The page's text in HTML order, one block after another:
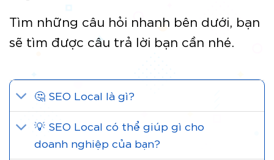
Tìm những câu hỏi nhanh bên dưới, bạn
sẽ tìm được câu trả lời bạn cần nhé.
🤔 SEO Local là gì?
💡 SEO Local có thể giúp gì cho
doanh nghiệp của bạn?